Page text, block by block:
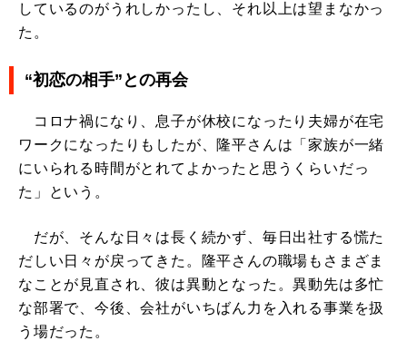
しているのがうれしかったし、それ以上は望まなかっ
た。
“初恋の相手”との再会
コロナ禍になり、息子が休校になったり夫婦が在宅
ワークになったりもしたが、隆平さんは「家族が一緒
にいられる時間がとれてよかったと思うくらいだっ
た」という。
だが、そんな日々は長く続かず、毎日出社する慌た
だしい日々が戻ってきた。隆平さんの職場もさまざま
なことが見直され、彼は異動となった。異動先は多忙
な部署で、今後、会社がいちばん力を入れる事業を扱
う場だった。